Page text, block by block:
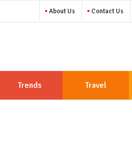
About Us Contact Us
Trends Travel